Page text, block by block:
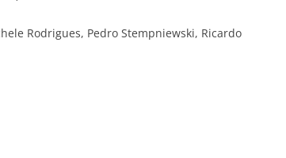
Rodrigues, Pedro Stempniewski, Ricardo